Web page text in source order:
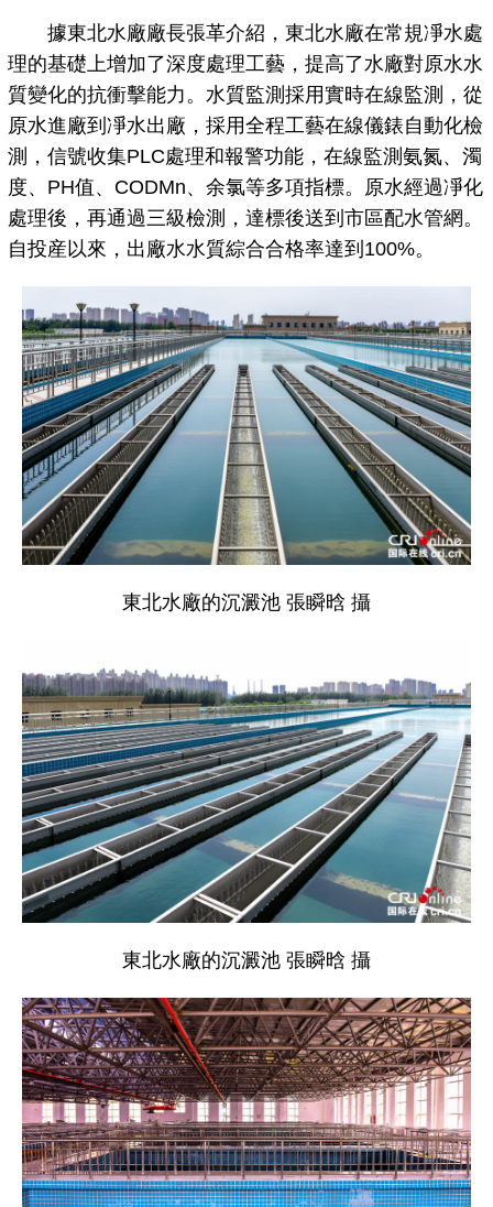
據東北水廠廠長張革介紹，東北水廠在常規凈水處
理的基礎上增加了深度處理工藝，提高了水廠對原水水
質變化的抗衝擊能力。水質監測採用實時在線監測，從
原水進廠到凈水出廠，採用全程工藝在線儀錶自動化檢
測，信號收集PLC處理和報警功能，在線監測氨氮、濁
度、PH值、CODMn、余氯等多項指標。原水經過凈化
處理後，再通過三級檢測，達標後送到市區配水管網。
自投産以來，出廠水水質綜合合格率達到100%。
東北水廠的沉澱池張瞬晗 攝
東北水廠的沉澱池張瞬晗 攝